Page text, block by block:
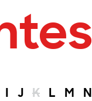
I J K L M N